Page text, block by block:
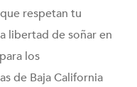
respetan tu
libertad de soñar en
los
de Baja California